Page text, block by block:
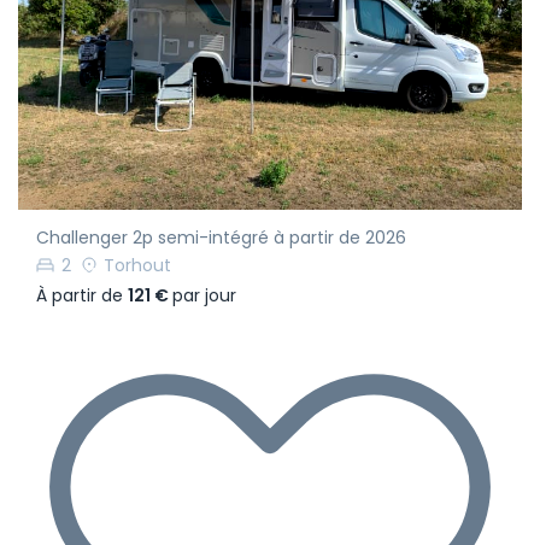
Challenger 2p semi-intégré à partir de 2026
2
Torhout
À partir de 121 €par jour